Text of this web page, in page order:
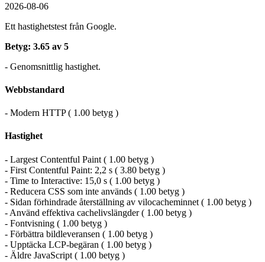
2026-08-06
Ett hastighetstest från Google.
Betyg: 3.65 av 5
- Genomsnittlig hastighet.
Webbstandard
- Modern HTTP ( 1.00 betyg )
Hastighet
- Largest Contentful Paint ( 1.00 betyg )
- First Contentful Paint: 2,2 s ( 3.80 betyg )
- Time to Interactive: 15,0 s ( 1.00 betyg )
- Reducera CSS som inte används ( 1.00 betyg )
- Sidan förhindrade återställning av vilocacheminnet ( 1.00 betyg )
- Använd effektiva cachelivslängder ( 1.00 betyg )
- Fontvisning ( 1.00 betyg )
- Förbättra bildleveransen ( 1.00 betyg )
- Upptäcka LCP-begäran ( 1.00 betyg )
- Äldre JavaScript ( 1.00 betyg )